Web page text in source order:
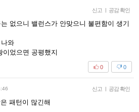
신고 | 공감 확인
없으니 밸런스가 안맞으니 불편함이 생기
와
이었으면 공평했지
0
0
신고 | 공감 확인
패턴이 많긴해